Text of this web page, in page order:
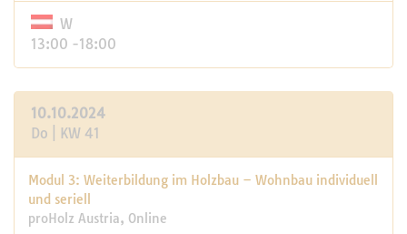
W
13:00 -18:00
10.10.2024
Do | KW 41
Modul 3: Weiterbildung im Holzbau – Wohnbau individuell
und seriell
proHolz Austria, Online